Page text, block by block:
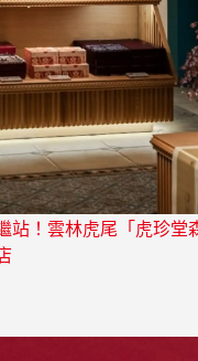
站！雲林虎尾「虎珍堂